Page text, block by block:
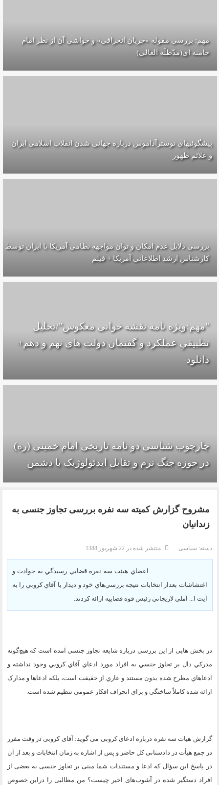
مهم: بررسی مقوله «جریان انحرافی» و حواشی آن از نظر امام
خامنه ای(مدّظلّه العالی)
پیشگوئیهای نوسترآداموس درباره جهانی شدن انقلاب اسلامی ایران
و علائم ظهور
بررسی دلایل عدم امکان و توان مواجهه نظامی آمریکا با ایران توسط
کارشناس ارشد اطلاعاتی آمریکا + فیلم
"مهم:ویژه نامه نقشه خوانی معکوس"/تحلیل
تطبیقیِ عملکرد و گفتمان دولت های نهم و دهم+
دانلود
چارچوب شناسی دو نامه تاریخی امام خمینی (ره)
در حوزه جنگ نرم و تقابل ایدئولوژیک با دشمن
مشروح گزارش کمیته سه نفره بررسی تجاوز جنسی به
زندانیان
دسته: سیاسی منتشر شده در 22 شهریور 1388
اعضاي هيئت سه نفره قضايي رسيدگي به حوادث و
اغتشاشات بعداز انتخابات نتيجه بررسي‌هاي خود و ديدار با آقاي کروبي را به
آيت ا... آملي لاريجاني رئيس قوه قضاييه ارائه کردند.
در بخش هایی از این بررسی درباره شایعه تجاوز جنسی آمده است که هيچ‌گونه
مدرکي دال بر تجاوز جنسي به افراد مورد ادعاي آقاي کروبي وجود نداشته و
ادعاهاي مطرح شده بدون مستند و عاري از حقيقت است، بلکه ادعاها و مدارک
ارائه شده کاملاً ساختگي و براي انحراف افکار عمومي تنظيم شده است.
گزارش هیات سه نفره درباره ادعای کروبی می گوید: آقای کروبی در وقت مقرر
در جمع هیأت در دادستانی کل حاضر و پس از اشاره به زمان انتخابات و بعد از آن
در پاسخ این سؤال که ادعا و مستندات شما مبنی بر تجاوز جنسی به بعضی از
افراد دستگیر شده در آشوب‌های اخیر چیست؟ من مطالبی را دراین خصوص